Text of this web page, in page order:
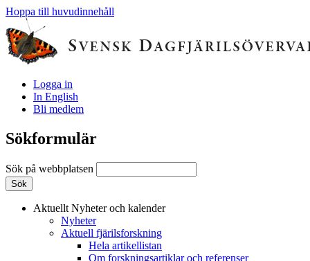
Hoppa till huvudinnehåll
Logga in
In English
Bli medlem
Sökformulär
Sök på webbplatsen
Aktuellt Nyheter och kalender
Nyheter
Aktuell fjärilsforskning
Hela artikellistan
Om forskningsartiklar och referenser